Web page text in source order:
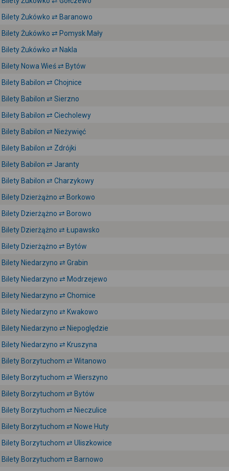
Bilety Żukówko ⇄ Baranowo
Bilety Żukówko ⇄ Pomysk Mały
Bilety Żukówko ⇄ Nakla
Bilety Nowa Wieś ⇄ Bytów
Bilety Babilon ⇄ Chojnice
Bilety Babilon ⇄ Sierzno
Bilety Babilon ⇄ Ciecholewy
Bilety Babilon ⇄ Nieżywięć
Bilety Babilon ⇄ Zdrójki
Bilety Babilon ⇄ Jaranty
Bilety Babilon ⇄ Charzykowy
Bilety Dzierżążno ⇄ Borkowo
Bilety Dzierżążno ⇄ Borowo
Bilety Dzierżążno ⇄ Łupawsko
Bilety Dzierżążno ⇄ Bytów
Bilety Niedarzyno ⇄ Grabin
Bilety Niedarzyno ⇄ Modrzejewo
Bilety Niedarzyno ⇄ Chomice
Bilety Niedarzyno ⇄ Kwakowo
Bilety Niedarzyno ⇄ Niepoględzie
Bilety Niedarzyno ⇄ Kruszyna
Bilety Borzytuchom ⇄ Witanowo
Bilety Borzytuchom ⇄ Wierszyno
Bilety Borzytuchom ⇄ Bytów
Bilety Borzytuchom ⇄ Nieczulice
Bilety Borzytuchom ⇄ Nowe Huty
Bilety Borzytuchom ⇄ Uliszkowice
Bilety Borzytuchom ⇄ Barnowo